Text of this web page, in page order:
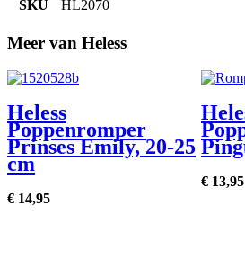
SKU
HL2070
Meer van Heless
Heless
Poppenromper
Prinses Emily, 20-25
cm
€ 14,95
€ 13,95